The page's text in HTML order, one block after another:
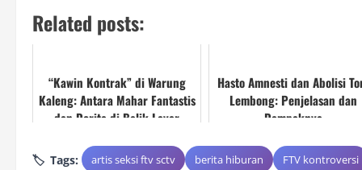
Related posts:
“Kawin Kontrak” di Warung
Kaleng: Antara Mahar Fantastis
dan Derita di Balik Layar
Hasto Amnesti dan Abolisi
Lembong: Penjelasan dan
Dampaknya
Tags: artis seksi ftv sctv berita hiburan
FTV kontroversi